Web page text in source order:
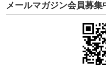
せください。
②メールやお電話にて、
打合せさせていただきま
③決済手続き（現地決済
メールマガジン会員募集